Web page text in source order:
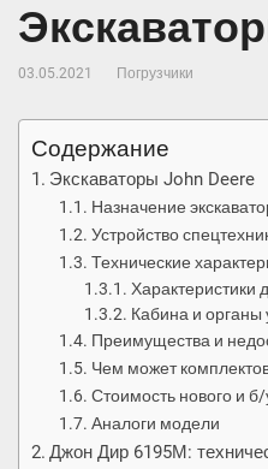
03.05.2021 Погрузчики
Содержание
Экскаваторы John Deere
Назначение
Устройство
Технические
Характеристики
Кабина и органы
Преимущества и
Чем может
Стоимость нового и б/
Аналоги модели
Джон Дир 6195М: